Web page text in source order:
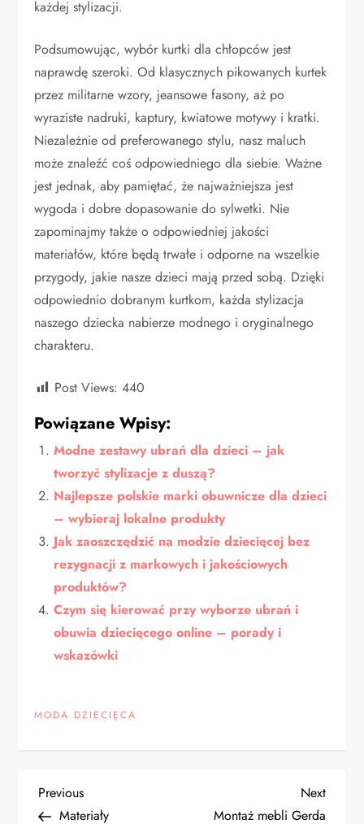
każdej stylizacji.
Podsumowując, wybór kurtki dla chłopców jest
naprawdę szeroki. Od klasycznych pikowanych kurtek
przez militarne wzory, jeansowe fasony, aż po
wyraziste nadruki, kaptury, kwiatowe motywy i kratki.
Niezależnie od preferowanego stylu, nasz maluch
może znaleźć coś odpowiedniego dla siebie. Ważne
jest jednak, aby pamiętać, że najważniejsza jest
wygoda i dobre dopasowanie do sylwetki. Nie
zapominajmy także o odpowiedniej jakości
materiałów, które będą trwałe i odporne na wszelkie
przygody, jakie nasze dzieci mają przed sobą. Dzięki
odpowiednio dobranym kurtkom, każda stylizacja
naszego dziecka nabierze modnego i oryginalnego
charakteru.
Post Views: 440
Powiązane Wpisy:
Modne zestawy ubrań dla dzieci – jak
tworzyć stylizacje z duszą?
Najlepsze polskie marki obuwnicze dla dzieci
– wybieraj lokalne produkty
Jak zaoszczędzić na modzie dziecięcej bez
rezygnacji z markowych i jakościowych
produktów?
Czym się kierować przy wyborze ubrań i
obuwia dziecięcego online – porady i
wskazówki
MODA DZIECIĘCA
N
Previous
Post
Previous
Materiały
Next
Post
Next
Montaż mebli Gerda